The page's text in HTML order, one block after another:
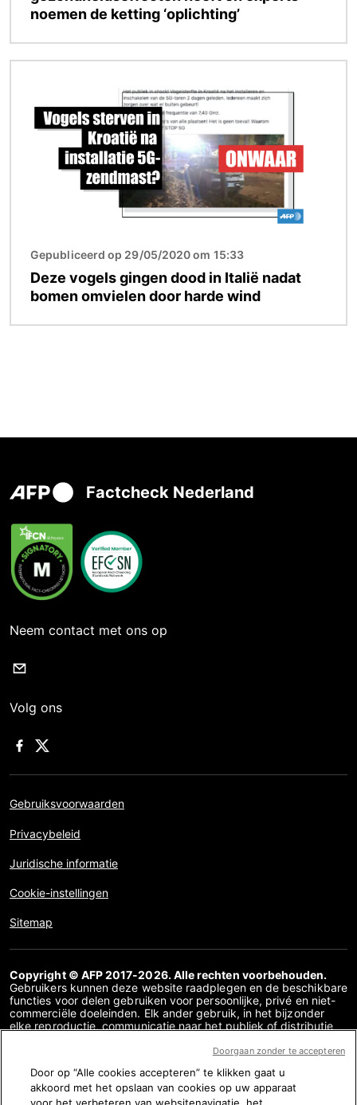
noemen de ketting ‘oplichting’
Gepubliceerd op 29/05/2020 om 15:33
Deze vogels gingen dood in Italië nadat
bomen omvielen door harde wind
Factcheck Nederland
Neem contact met ons op
Volg ons
Gebruiksvoorwaarden
Privacybeleid
Juridische informatie
Cookie-instellingen
Sitemap
Copyright © AFP 2017-2026. Alle rechten voorbehouden.
Gebruikers kunnen deze website raadplegen en de beschikbare
functies voor delen gebruiken voor persoonlijke, privé en niet-
commerciële doeleinden. Elk ander gebruik, in het bijzonder
elke reproductie, communicatie naar het publiek of distributie
enig ander doel en/of op enige andere manier, zonder dat een
is streng verboden. De inhoud die wordt afgebeeld of
opgenomen via links binnen de factchecking inhoud wordt
Door op “Alle cookies accepteren” te klikken gaat u
akkoord met het opslaan van cookies op uw apparaat
Doorgaan zonder te accepteren